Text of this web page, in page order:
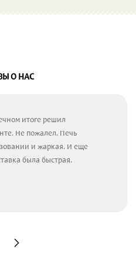
О НАС
итоге решил
Не пожалел. Печь
и жаркая. И еще
была быстрая.